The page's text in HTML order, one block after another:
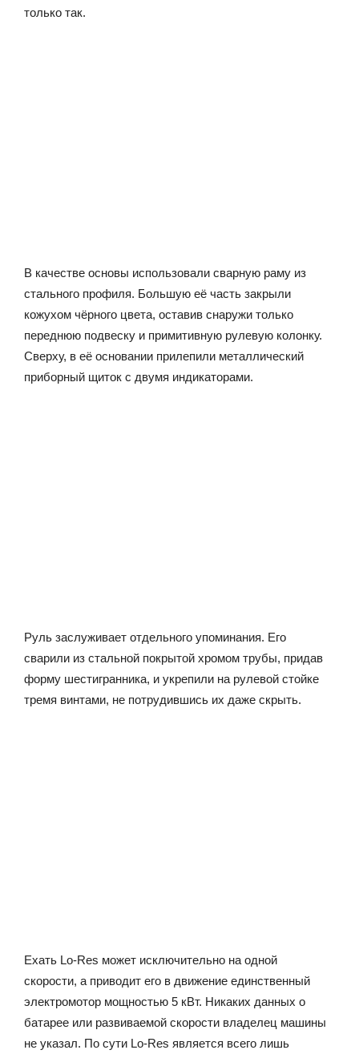
только так.
В качестве основы использовали сварную раму из
стального профиля. Большую её часть закрыли
кожухом чёрного цвета, оставив снаружи только
переднюю подвеску и примитивную рулевую колонку.
Сверху, в её основании прилепили металлический
приборный щиток с двумя индикаторами.
Руль заслуживает отдельного упоминания. Его
сварили из стальной покрытой хромом трубы, придав
форму шестигранника, и укрепили на рулевой стойке
тремя винтами, не потрудившись их даже скрыть.
Ехать Lo-Res может исключительно на одной
скорости, а приводит его в движение единственный
электромотор мощностью 5 кВт. Никаких данных о
батарее или развиваемой скорости владелец машины
не указал. По сути Lo-Res является всего лишь